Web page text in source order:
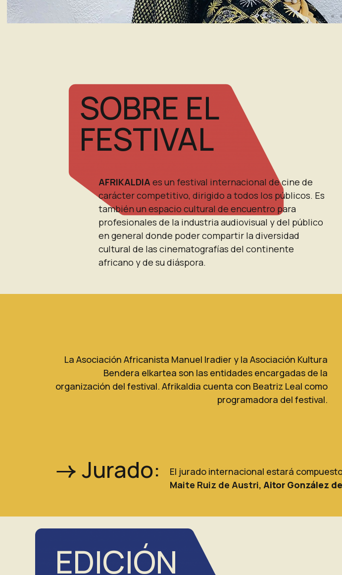
SOBRE EL
FESTIVAL
AFRIKALDIA es un festival internacional de cine de
carácter competitivo, dirigido a todos los públicos. Es
también un espacio cultural de encuentro para
profesionales de la industria audiovisual y del público
en general donde poder compartir la diversidad
cultural de las cinematografías del continente
africano y de su diáspora.
La Asociación Africanista Manuel Iradier y la Asociación Kultura
Bendera elkartea son las entidades encargadas de la
organización del festival. Afrikaldia cuenta con Beatriz Leal como
programadora del festival.
Jurado:
El jurado internacional estará
Maite Ruiz de Austri,Aitor González
EDICIÓN